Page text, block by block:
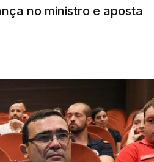
no ministro e aposta